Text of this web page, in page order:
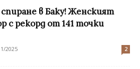
в Баку! Женският
с рекорд от 141 точки
2025 2